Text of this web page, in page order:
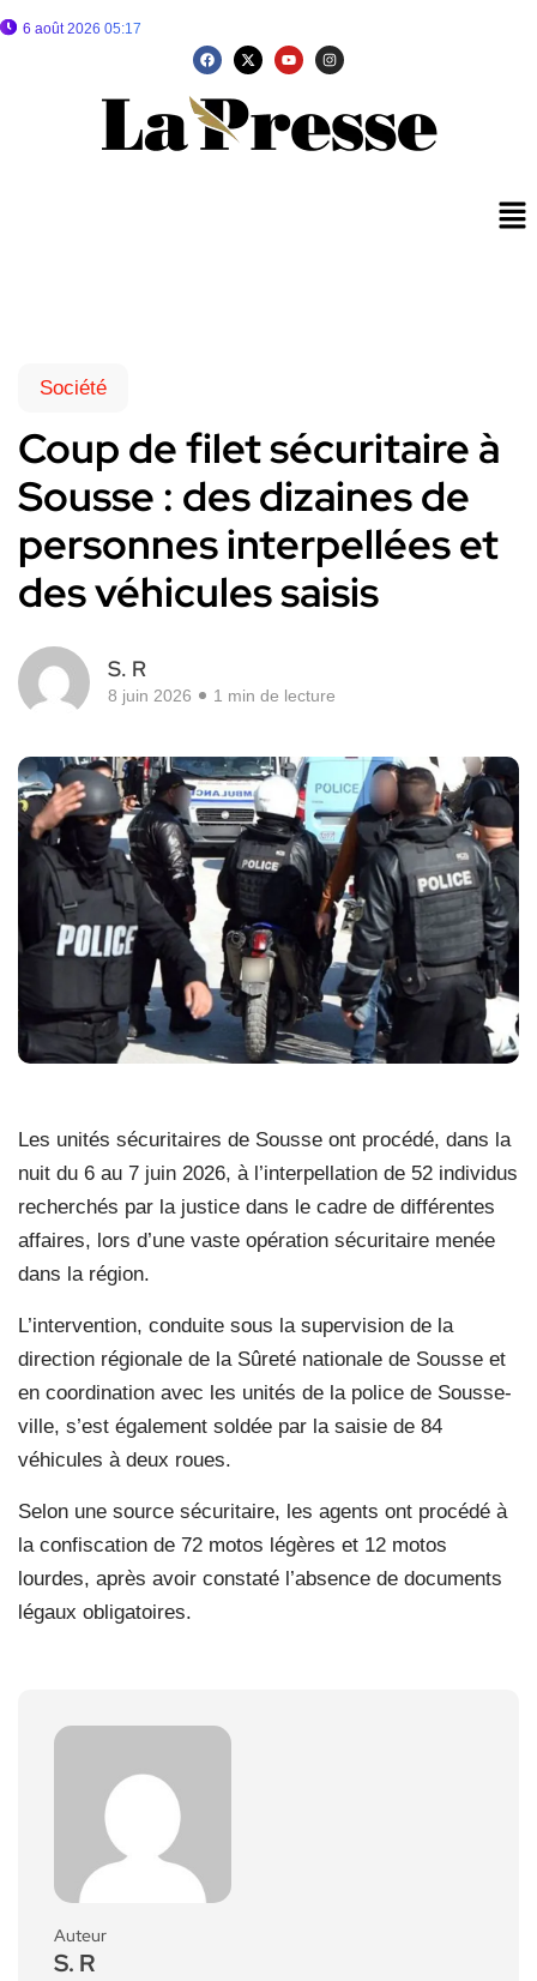
6 août 2026 05:17
Société
Coup de filet sécuritaire à
Sousse : des dizaines de
personnes interpellées et
des véhicules saisis
S. R
8 juin 2026 1 min de lecture
Les unités sécuritaires de Sousse ont procédé, dans la
nuit du 6 au 7 juin 2026, à l’interpellation de 52 individus
recherchés par la justice dans le cadre de différentes
affaires, lors d’une vaste opération sécuritaire menée
dans la région.
L’intervention, conduite sous la supervision de la
direction régionale de la Sûreté nationale de Sousse et
en coordination avec les unités de la police de Sousse-
ville, s’est également soldée par la saisie de 84
véhicules à deux roues.
Selon une source sécuritaire, les agents ont procédé à
la confiscation de 72 motos légères et 12 motos
lourdes, après avoir constaté l’absence de documents
légaux obligatoires.
Auteur
S. R